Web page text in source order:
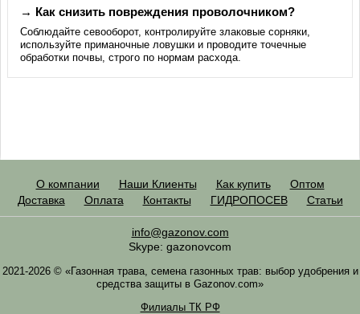
→ Как снизить повреждения проволочником?
Соблюдайте севооборот, контролируйте злаковые сорняки,
используйте приманочные ловушки и проводите точечные
обработки почвы, строго по нормам расхода.
О компании Наши Клиенты Как купить
Оптом
Доставка
Оплата Контакты ГИДРОПОСЕВ Статьи
info@gazonov.com
Skype: gazonovcom
2021-2026 © «Газонная трава, семена газонных трав: выбор удобрения и
средства защиты в Gazonov.com»
Филиалы ТК РФ